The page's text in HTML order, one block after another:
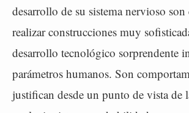
desarrollo de su sistema nervioso son
realizar construcciones muy
desarrollo tecnológico sorprendente
parámetros humanos. Son
justifican desde un punto de vista de